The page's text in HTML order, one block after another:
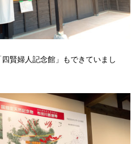
賢婦人記念館」もできていまし